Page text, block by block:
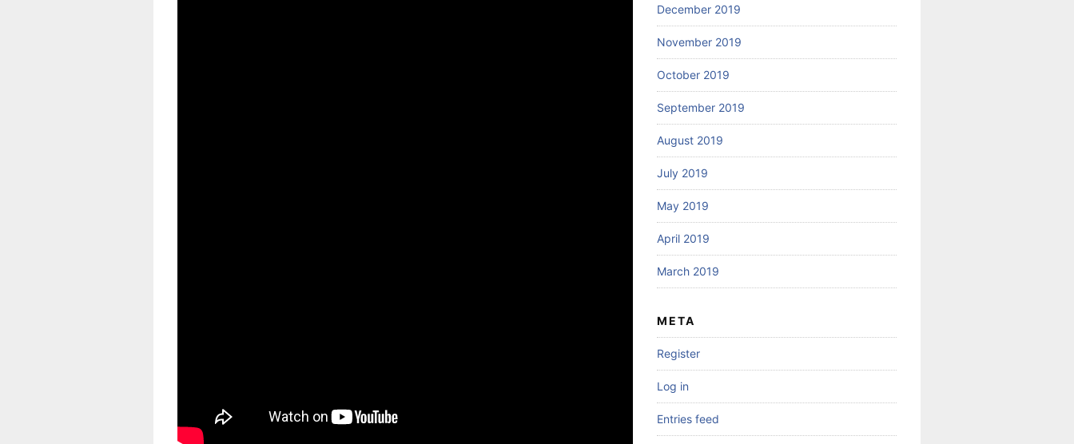
December 2019
November 2019
October 2019
September 2019
August 2019
July 2019
May 2019
April 2019
March 2019
META
Register
Log in
Entries feed